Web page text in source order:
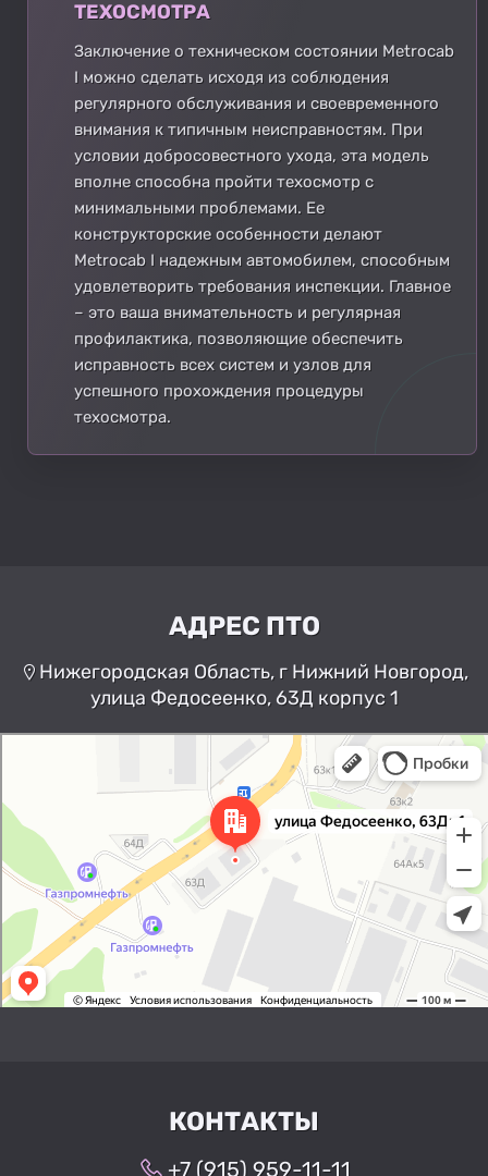
ТЕХОСМОТРА
Заключение о техническом состоянии Metrocab
I можно сделать исходя из соблюдения
регулярного обслуживания и своевременного
внимания к типичным неисправностям. При
условии добросовестного ухода, эта модель
вполне способна пройти техосмотр с
минимальными проблемами. Ее
конструкторские особенности делают
Metrocab I надежным автомобилем, способным
удовлетворить требования инспекции. Главное
– это ваша внимательность и регулярная
профилактика, позволяющие обеспечить
исправность всех систем и узлов для
успешного прохождения процедуры
техосмотра.
АДРЕС ПТО
Нижегородская Область, г Нижний Новгород,
улица Федосеенко, 63Д корпус 1
Нижний Новгород
Улица Федосеенко, 63Дк1 —
Яндекс Карты
КОНТАКТЫ
+7 (915) 959-11-11